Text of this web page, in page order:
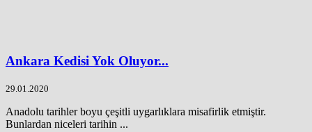
Ankara Kedisi Yok Oluyor...
29.01.2020
Anadolu tarihler boyu çeşitli uygarlıklara misafirlik etmiştir.
Bunlardan niceleri tarihin ...